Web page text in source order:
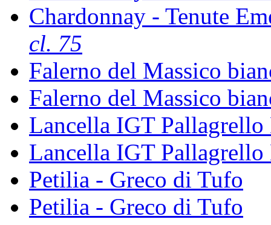
Chardonnay - Tenute
cl. 75
Falerno del Massico
Falerno del Massico
Lancella IGT Pallagrello
Lancella IGT Pallagrello
Petilia - Greco di Tufo
Petilia - Greco di Tufo